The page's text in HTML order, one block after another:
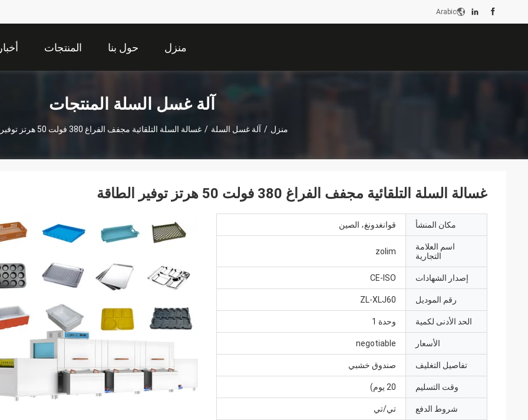
Arabic
منزل حول بنا المنتجات
آلة غسل السلة المنتجات
منزل / آلة غسل السلة / غسالة السلة التلقائية مجفف الفراغ 380 فولت 50 هرتز توفير الطاقة
غسالة السلة التلقائية مجفف الفراغ 380 فولت 50 هرتز توفير الطاقة
مكان المنشأ قوانغدونغ، الصين
اسم العلامة
التجارية
zolim
إصدار الشهادات CE-ISO
رقم الموديل ZL-XLJ60
الحد الأدنى لكمية وحدة 1
الأسعار negotiable
تفاصيل التغليف صندوق خشبي
وقت التسليم 20 يوم)
شروط الدفع تي/تي